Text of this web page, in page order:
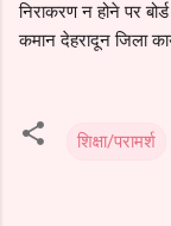
निराकरण न होने पर
कमान देहरादून जिला
शिक्षा/परामर्श